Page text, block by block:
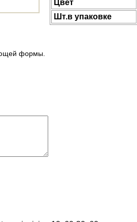
Цвет
Шт.в упаковке
формы.